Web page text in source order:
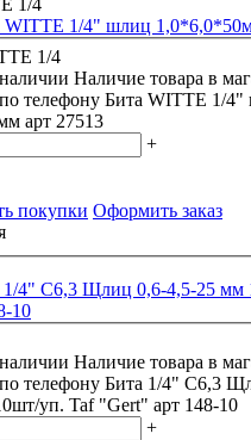
WITTE 1/4" шлиц
Наличие товара в
телефону Бита WITTE 1/4" шлиц
арт 27513
+
покупки Оформить заказ
1/4" С6,3 Щлиц 0,6-4,5-25 мм
10
Наличие товара в
телефону Бита 1/4" С6,3
уп. Taf "Gert" арт 148-10
+